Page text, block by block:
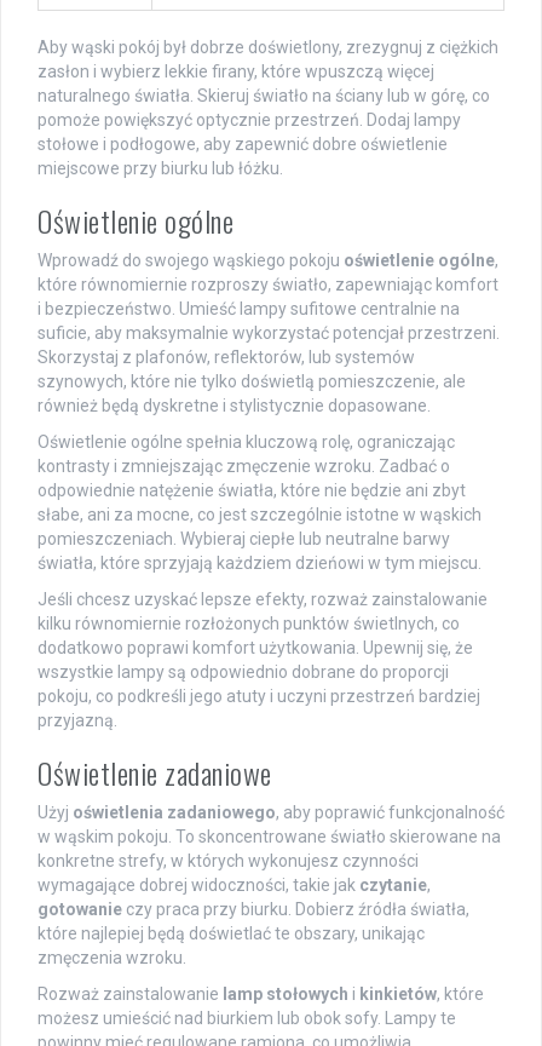
Aby wąski pokój był dobrze doświetlony, zrezygnuj z ciężkich
zasłon i wybierz lekkie firany, które wpuszczą więcej
naturalnego światła. Skieruj światło na ściany lub w górę, co
pomoże powiększyć optycznie przestrzeń. Dodaj lampy
stołowe i podłogowe, aby zapewnić dobre oświetlenie
miejscowe przy biurku lub łóżku.
Oświetlenie ogólne
Wprowadź do swojego wąskiego pokoju oświetlenie ogólne,
które równomiernie rozproszy światło, zapewniając komfort
i bezpieczeństwo. Umieść lampy sufitowe centralnie na
suficie, aby maksymalnie wykorzystać potencjał przestrzeni.
Skorzystaj z plafonów, reflektorów, lub systemów
szynowych, które nie tylko doświetlą pomieszczenie, ale
również będą dyskretne i stylistycznie dopasowane.
Oświetlenie ogólne spełnia kluczową rolę, ograniczając
kontrasty i zmniejszając zmęczenie wzroku. Zadbać o
odpowiednie natężenie światła, które nie będzie ani zbyt
słabe, ani za mocne, co jest szczególnie istotne w wąskich
pomieszczeniach. Wybieraj ciepłe lub neutralne barwy
światła, które sprzyjają każdziem dzieńowi w tym miejscu.
Jeśli chcesz uzyskać lepsze efekty, rozważ zainstalowanie
kilku równomiernie rozłożonych punktów świetlnych, co
dodatkowo poprawi komfort użytkowania. Upewnij się, że
wszystkie lampy są odpowiednio dobrane do proporcji
pokoju, co podkreśli jego atuty i uczyni przestrzeń bardziej
przyjazną.
Oświetlenie zadaniowe
Użyj oświetlenia zadaniowego, aby poprawić funkcjonalność
w wąskim pokoju. To skoncentrowane światło skierowane na
konkretne strefy, w których wykonujesz czynności
wymagające dobrej widoczności, takie jak czytanie,
gotowanie czy praca przy biurku. Dobierz źródła światła,
które najlepiej będą doświetlać te obszary, unikając
zmęczenia wzroku.
Rozważ zainstalowanie lamp stołowych i kinkietów, które
możesz umieścić nad biurkiem lub obok sofy. Lampy te